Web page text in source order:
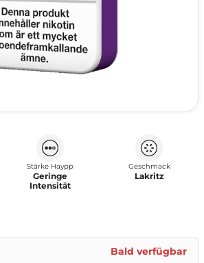
Stärke Haypp
Geringe
Intensität
Geschmack
Lakritz
Bald verfügbar